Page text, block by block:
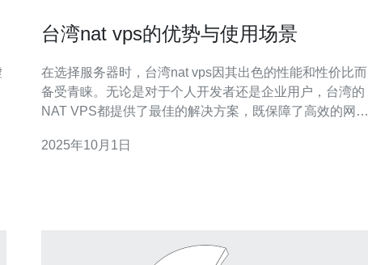
台湾nat vps的优势与使用场景
在选择服务器时，台湾nat vps因其出色的性能和性价比而
备受青睐。无论是对于个人开发者还是企业用户，台湾的
NAT VPS都提供了最佳的解决方案，既保障了高效的网络
探讨台湾nat vps的优势及其适用场景，帮助您做出明智的
2025年10月1日